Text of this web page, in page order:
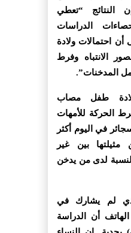
النتائج “تعطي
الدراسات
أن احتمالات ولادة
الانتباه وفرط
المدخنات”.
طفل مصاب
الحركة للأمهات
في اليوم أكثر
من مثيلتها بين غير
لدى من يدخن
لم يشارك في
أن الدراسة